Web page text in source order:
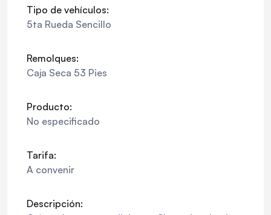
Tipo de vehículos:
5ta Rueda Sencillo
Remolques:
Caja Seca 53 Pies
Producto:
No especificado
Tarifa:
A convenir
Descripción: